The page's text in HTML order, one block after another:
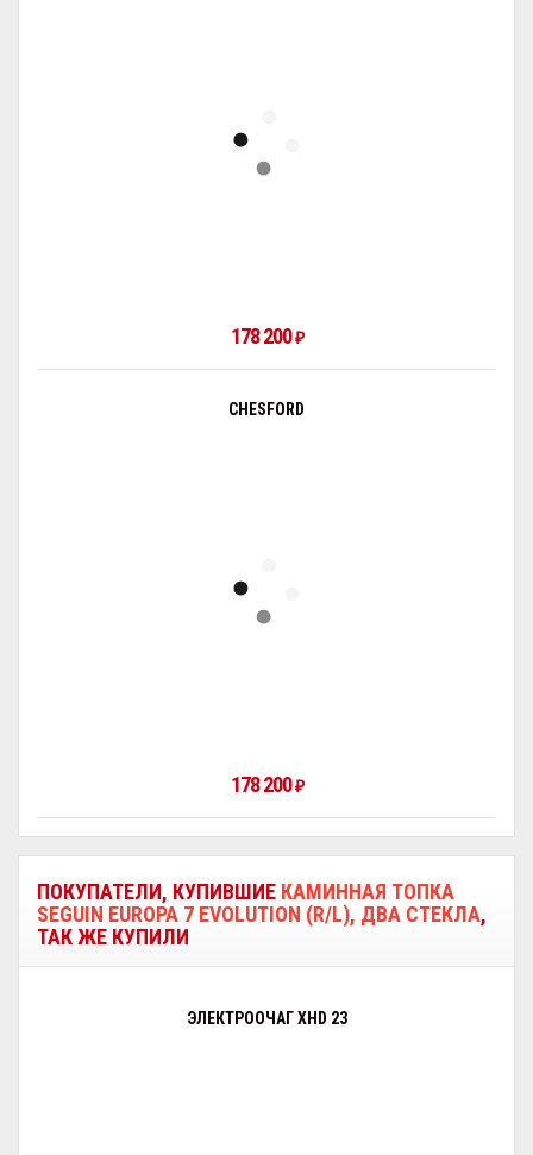
178 200₽
CHESFORD
178 200₽
ПОКУПАТЕЛИ, КУПИВШИЕ КАМИННАЯ ТОПКА
SEGUIN EUROPA 7 EVOLUTION (R/L), ДВА СТЕКЛА,
ТАК ЖЕ КУПИЛИ
ЭЛЕКТРООЧАГ XHD 23